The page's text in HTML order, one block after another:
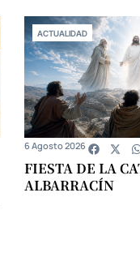
ACTUALIDAD
FIESTA DE LA
ALBARRACÍN
6 Agosto 2026